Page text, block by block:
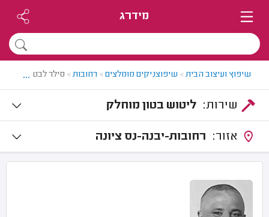
מידרג
שיפוץ ועיצוב הבית> שיפוצניקים מומלצים> רחובות> סילר לבטון מוחלק
...
ליטוש בטון מוחלק
רחובות-יבנה-נס ציונה